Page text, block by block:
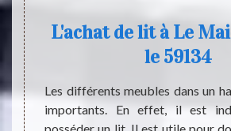
en
le lit.
L'achat de lit à Le
le 59134
Les différents meubles dans un
importants. En effet, il est